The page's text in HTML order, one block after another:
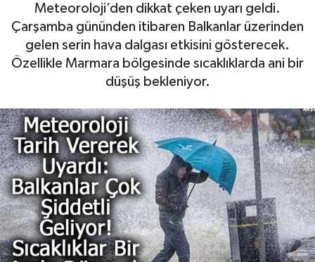
Meteoroloji’den dikkat çeken uyarı geldi.
Çarşamba gününden itibaren Balkanlar üzerinden
gelen serin hava dalgası etkisini gösterecek.
Özellikle Marmara bölgesinde sıcaklıklarda ani bir
düşüş bekleniyor.
Asayiş
Magazin
Spor
Eğitim